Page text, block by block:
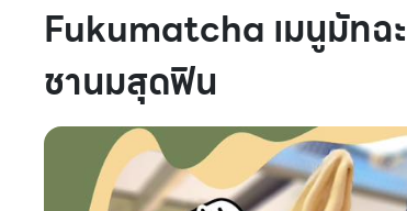
Fukumatcha เมนูมัท
ชานมสุดฟิน